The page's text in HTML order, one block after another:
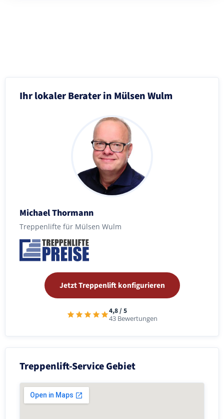
Ihr lokaler Berater in Mülsen Wulm
Michael Thormann
Treppenlifte für Mülsen Wulm
Jetzt Treppenlift konfigurieren
4,8 / 5
43 Bewertungen
Treppenlift-Service Gebiet